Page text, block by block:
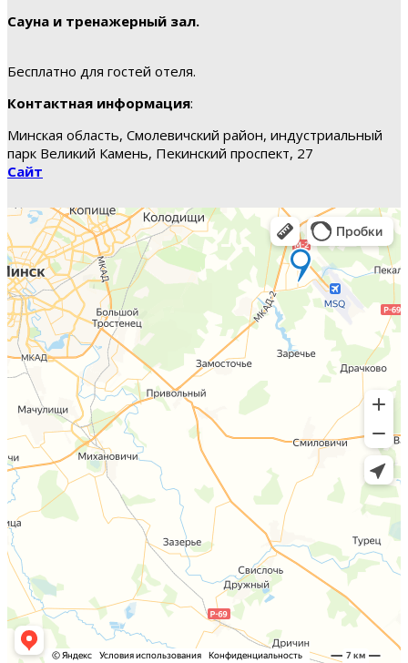
Сауна и тренажерный зал.
Бесплатно для гостей отеля.
Контактная информация:
Минская область, Смолевичский район, индустриальный
парк Великий Камень, Пекинский проспект, 27
Сайт